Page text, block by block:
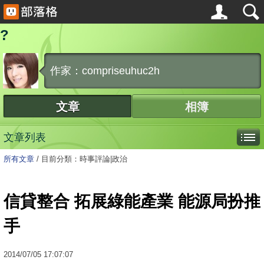
?
作家：compriseuhuc2h
文章 相簿
文章列表
所有文章 / 目前分類：時事評論|政治
信貸整合 拓展綠能產業 能源局扮推
手
2014/07/05 17:07:07